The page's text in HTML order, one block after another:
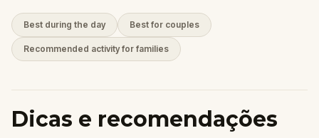
Best during the day Best for couples
Recommended activity for families
Dicas e recomendações